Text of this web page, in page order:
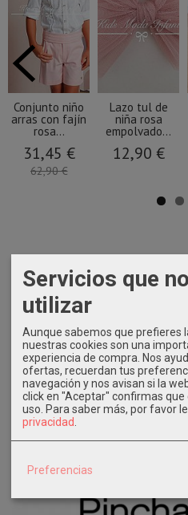
Conjunto niño
arras con fajín
rosa...
31,45 €
62,90 €
Lazo tul de
niña rosa
empolvado...
12,90 €
Servicios que
utilizar
Aunque sabemos que prefieres
nuestras cookies son una
experiencia de compra. Nos
ofertas, recuerdan tus
navegación y nos avisan si la
click en "Aceptar" confirmas
uso. Para saber más, por favor
privacidad
Preferencias